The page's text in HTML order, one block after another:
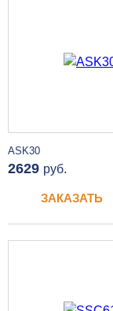
ASK30
2629 руб.
ЗАКАЗАТЬ